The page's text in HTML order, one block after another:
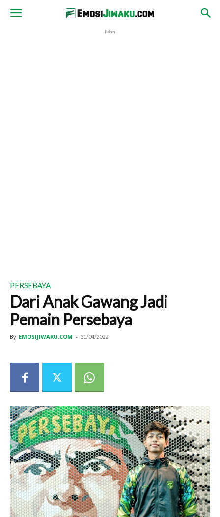
Iklan
PERSEBAYA
Dari Anak Gawang Jadi
Pemain Persebaya
By EMOSIJIWAKU.COM - 21/04/2022